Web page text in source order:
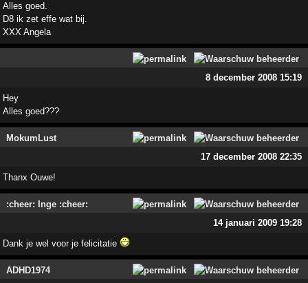
Alles goed.
D8 ik zet effe wat bij.
XXX Angela
8 december 2008 15:19
Hey
Alles goed???
MokumLust
17 december 2008 22:35
Thanx Ouwe!
:cheer: Inge :cheer:
14 januari 2009 19:28
Dank je wel voor je felicitatie
ADHD1974